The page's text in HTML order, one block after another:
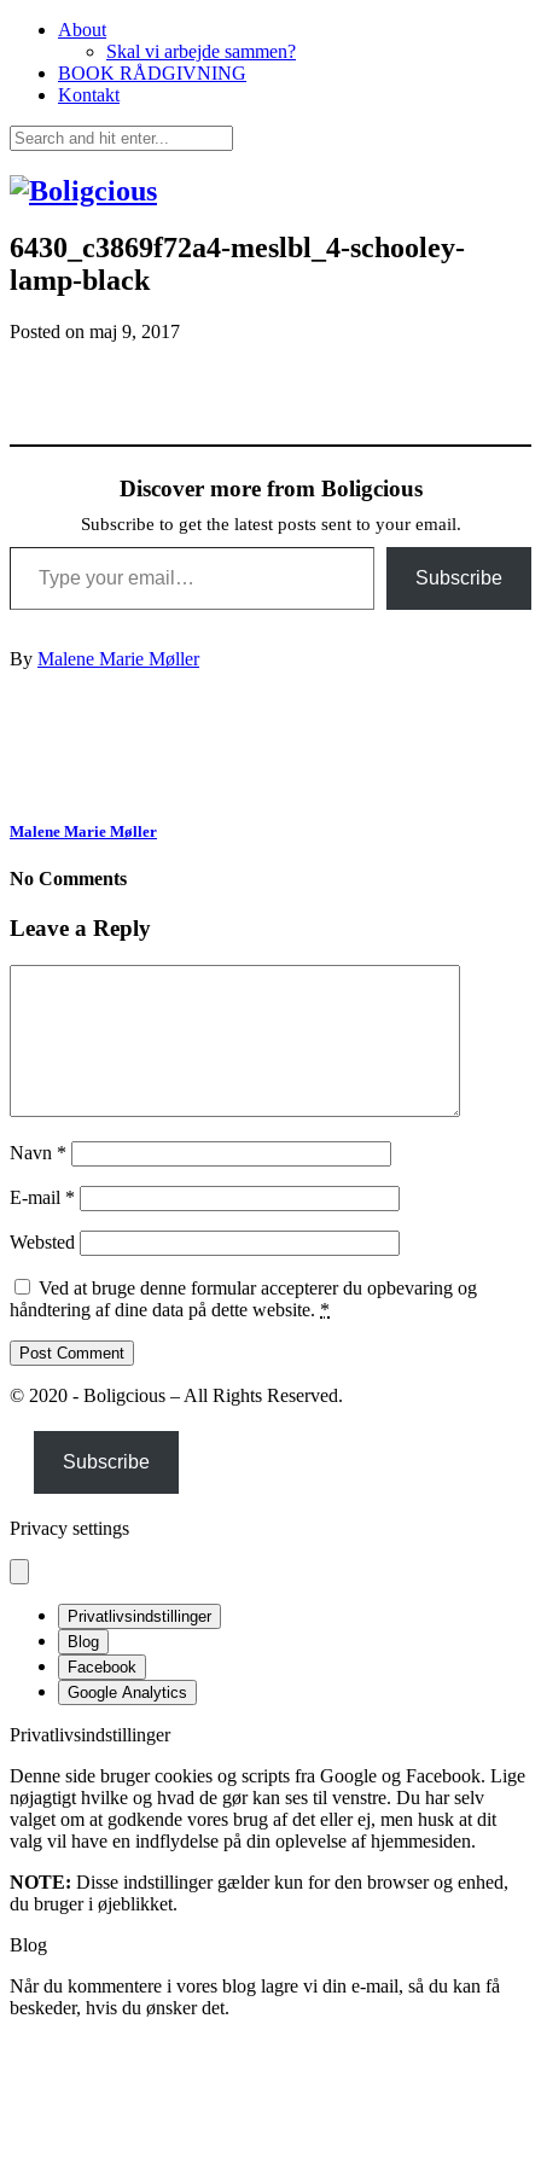
About
Skal vi arbejde sammen?
BOOK RÅDGIVNING
Kontakt
6430_c3869f72a4-meslbl_4-schooley-
lamp-black
Posted on maj 9, 2017
Discover more from Boligcious
Subscribe to get the latest posts sent to your email.
Type your email…
Subscribe
By Malene Marie Møller
Malene Marie Møller
No Comments
Leave a Reply
Navn *
E-mail *
Websted
Ved at bruge denne formular accepterer du opbevaring og
håndtering af dine data på dette website. *
© 2020 - Boligcious – All Rights Reserved.
Subscribe
Privacy settings
Privatlivsindstillinger
Blog
Facebook
Google Analytics
Privatlivsindstillinger
Denne side bruger cookies og scripts fra Google og Facebook. Lige
nøjagtigt hvilke og hvad de gør kan ses til venstre. Du har selv
valget om at godkende vores brug af det eller ej, men husk at dit
valg vil have en indflydelse på din oplevelse af hjemmesiden.
NOTE: Disse indstillinger gælder kun for den browser og enhed,
du bruger i øjeblikket.
Blog
Når du kommentere i vores blog lagre vi din e-mail, så du kan få
beskeder, hvis du ønsker det.